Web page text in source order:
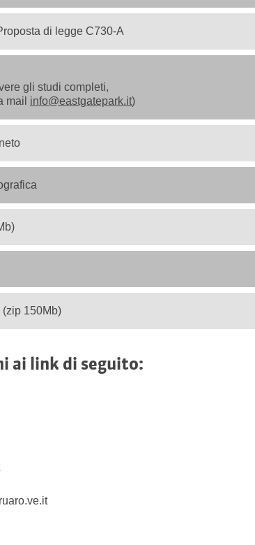
di legge C730-A
gli studi completi,
mail info@eastgatepark.it)
150Mb)
ai link di seguito: